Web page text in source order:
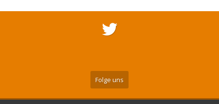
Folge uns